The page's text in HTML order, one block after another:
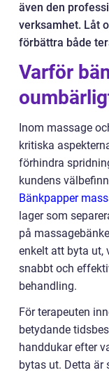
även den
verksamhet. Låt
förbättra både
Varför
Inom massage
kritiska
förhindra
kundens
Bänkpapper
lager som
på
enkelt att byta ut,
snabbt och
behandling.
För terapeuten
betydande
handdukar efter
bytas ut. Detta är